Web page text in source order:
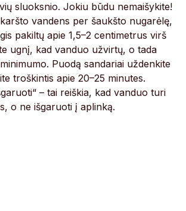
sluoksnio. Jokiu būdu nemaišykite!
vandens per šaukšto nugarėlę,
pakiltų apie 1,5–2 centimetrus virš
ugnį, kad vanduo užvirtų, o tada
Puodą sandariai uždenkite
troškintis apie 20–25 minutes.
– tai reiškia, kad vanduo turi
o ne išgaruoti į aplinką.